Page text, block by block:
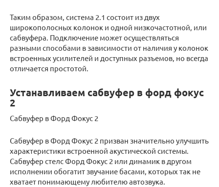
Таким образом, система 2.1 состоит из двух
широкополосных колонок и одной низкочастотной, или
сабвуфера. Подключение может осуществляться
разными способами в зависимости от наличия у колонок
встроенных усилителей и доступных разъемов, но всегда
отличается простотой.
Устанавливаем сабвуфер в форд фокус
2
Сабвуфер в Форд Фокус 2
Сабвуфер в Форд Фокус 2 призван значительно улучшить
характеристики встроенной акустической системы.
Сабвуфер стелс Форд Фокус 2 или динамик в другом
исполнении обогатит звучание басами, которых так не
хватает понимающему любителю автозвука.